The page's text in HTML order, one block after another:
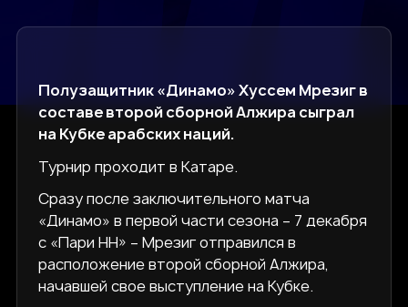
Полузащитник «Динамо» Хуссем Мрезиг в
составе второй сборной Алжира сыграл
на Кубке арабских наций.
Турнир проходит в Катаре.
Сразу после заключительного матча
«Динамо» в первой части сезона – 7 декабря
с «Пари НН» – Мрезиг отправился в
расположение второй сборной Алжира,
начавшей свое выступление на Кубке.